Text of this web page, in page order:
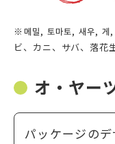
※메밀, 토마토, 새우, 게
ビ、カニ、サバ、落花
オ・ヤー
パッケージの